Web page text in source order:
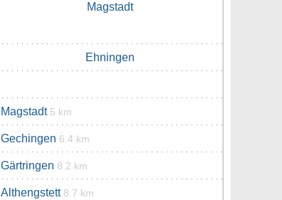
Magstadt
Ehningen
Magstadt 5 km
Gechingen 6.4 km
Gärtringen 8.2 km
Althengstett 8.7 km